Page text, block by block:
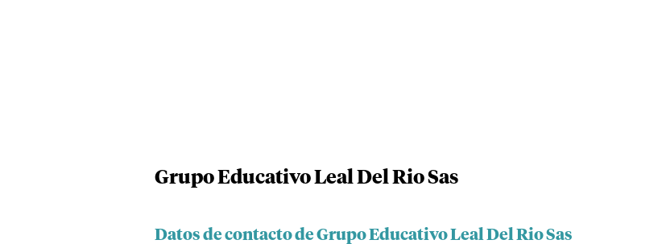
Grupo Educativo Leal Del Rio Sas
Datos de contacto de Grupo Educativo Leal Del Rio Sas